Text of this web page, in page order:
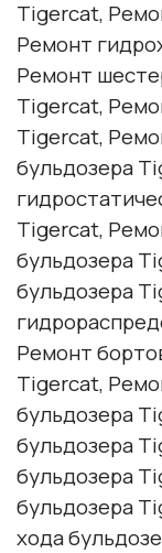
Tigercat,
Ремонт
Ремонт
Tigercat,
Tigercat,
бульдозера
Tigercat,
бульдозера
бульдозера
Ремонт
Tigercat,
бульдозера
бульдозера
бульдозера
бульдозера
хода